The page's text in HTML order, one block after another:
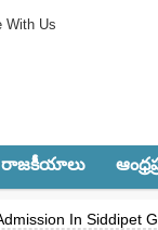
With Us
రాజ‌కీయాలు
In Siddipet